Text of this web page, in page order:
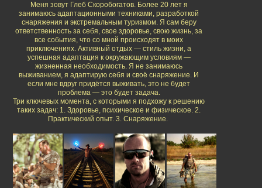
Меня зовут Глеб Скоробогатов. Более 20 лет я
занимаюсь адаптационными техниками, разработкой
снаряжения и экстремальным туризмом. Я сам беру
ответственность за себя, свое здоровье, свою жизнь, за
все события, что со мной происходят в моих
приключениях. Активный отдых — стиль жизни, а
успешная адаптация к окружающим условиям —
жизненная необходимость. Я не занимаюсь
выживанием, я адаптирую себя и своё снаряжение. И
если мне вдруг придётся выживать, это не будет
проблема — это будет задача.
Три ключевых момента, с которыми я подхожу к решению
таких задач: 1. Здоровье, психическое и физическое. 2.
Практический опыт. 3. Снаряжение.